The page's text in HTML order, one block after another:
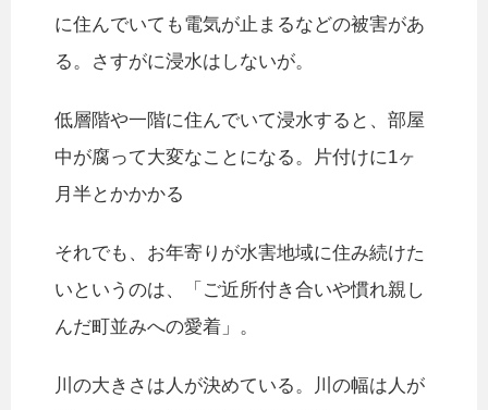
に住んでいても電気が止まるなどの被害があ
る。さすがに浸水はしないが。
低層階や一階に住んでいて浸水すると、部屋
中が腐って大変なことになる。片付けに1ヶ
月半とかかかる
それでも、お年寄りが水害地域に住み続けた
いというのは、「ご近所付き合いや慣れ親し
んだ町並みへの愛着」。
川の大きさは人が決めている。川の幅は人が